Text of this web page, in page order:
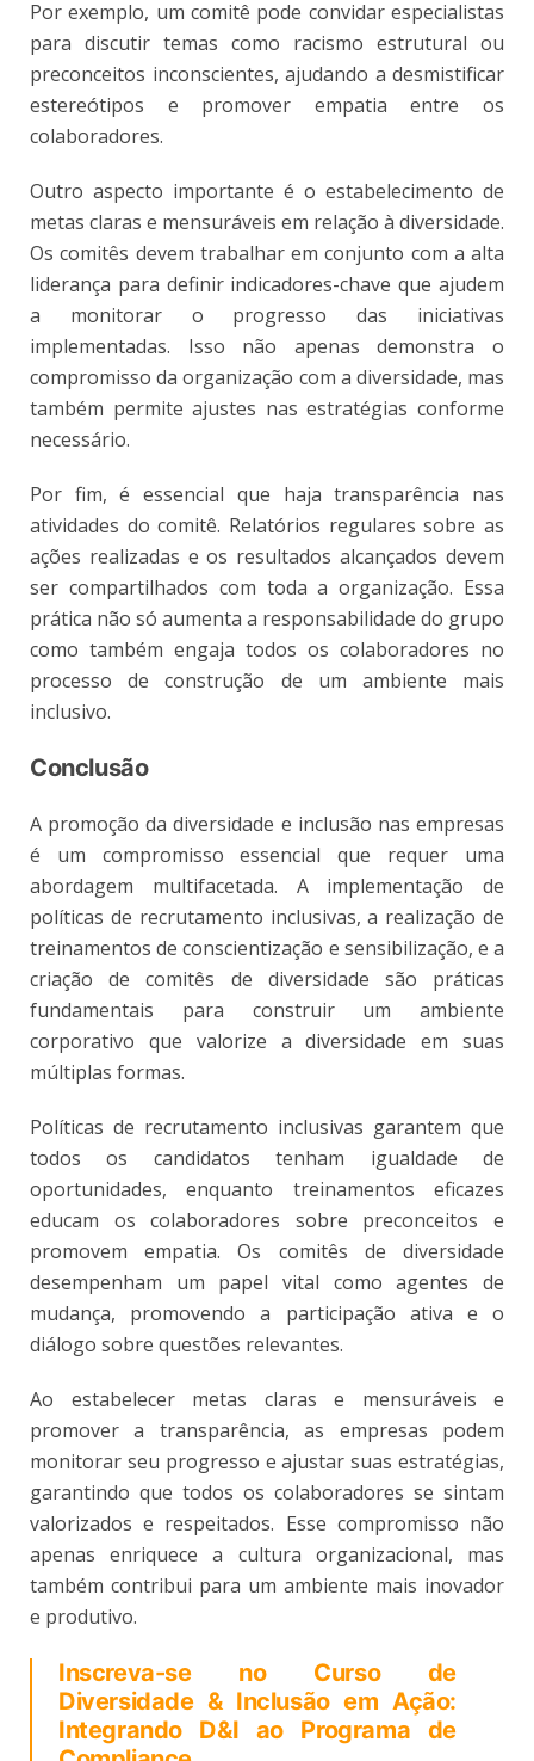
Por exemplo, um comitê pode convidar especialistas
para discutir temas como racismo estrutural ou
preconceitos inconscientes, ajudando a desmistificar
estereótipos e promover empatia entre os
colaboradores.
Outro aspecto importante é o estabelecimento de
metas claras e mensuráveis em relação à diversidade.
Os comitês devem trabalhar em conjunto com a alta
liderança para definir indicadores-chave que ajudem
a monitorar o progresso das iniciativas
implementadas. Isso não apenas demonstra o
compromisso da organização com a diversidade, mas
também permite ajustes nas estratégias conforme
necessário.
Por fim, é essencial que haja transparência nas
atividades do comitê. Relatórios regulares sobre as
ações realizadas e os resultados alcançados devem
ser compartilhados com toda a organização. Essa
prática não só aumenta a responsabilidade do grupo
como também engaja todos os colaboradores no
processo de construção de um ambiente mais
inclusivo.
Conclusão
A promoção da diversidade e inclusão nas empresas
é um compromisso essencial que requer uma
abordagem multifacetada. A implementação de
políticas de recrutamento inclusivas, a realização de
treinamentos de conscientização e sensibilização, e a
criação de comitês de diversidade são práticas
fundamentais para construir um ambiente
corporativo que valorize a diversidade em suas
múltiplas formas.
Políticas de recrutamento inclusivas garantem que
todos os candidatos tenham igualdade de
oportunidades, enquanto treinamentos eficazes
educam os colaboradores sobre preconceitos e
promovem empatia. Os comitês de diversidade
desempenham um papel vital como agentes de
mudança, promovendo a participação ativa e o
diálogo sobre questões relevantes.
Ao estabelecer metas claras e mensuráveis ​​e
promover a transparência, as empresas podem
monitorar seu progresso e ajustar suas estratégias,
garantindo que todos os colaboradores se sintam
valorizados e respeitados. Esse compromisso não
apenas enriquece a cultura organizacional, mas
também contribui para um ambiente mais inovador
e produtivo.
Inscreva-se no Curso de
Diversidade & Inclusão em Ação:
Integrando D&I ao Programa de